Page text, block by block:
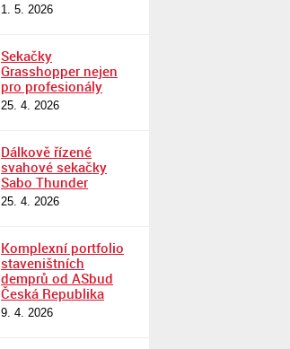
1. 5. 2026
Sekačky
Grasshopper nejen
pro profesionály
25. 4. 2026
Dálkově řízené
svahové sekačky
Sabo Thunder
25. 4. 2026
Komplexní portfolio
staveništních
demprů od ASbud
Česká Republika
9. 4. 2026